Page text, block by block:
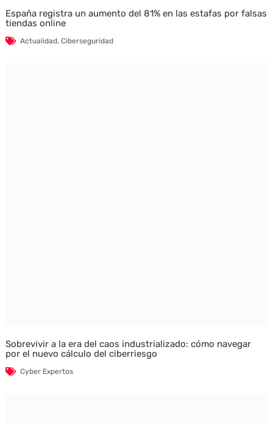
España registra un aumento del 81% en las estafas por falsas
tiendas online
Actualidad, Ciberseguridad
Sobrevivir a la era del caos industrializado: cómo navegar
por el nuevo cálculo del ciberriesgo
Cyber Expertos